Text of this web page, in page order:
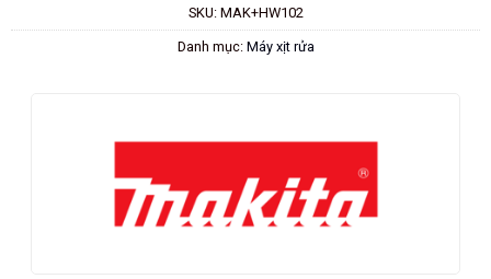
SKU: MAK+HW102
Danh mục: Máy xịt rửa